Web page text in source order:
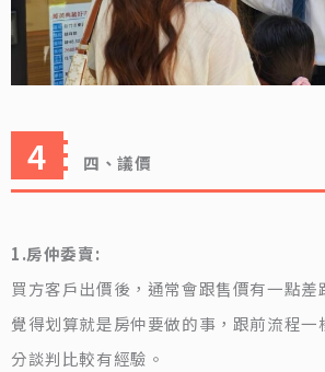
四、議價
1.房仲委賣:
買方客戶出價後，通常會跟售價有一點差
覺得划算就是房仲要做的事，跟前流程
分談判比較有經驗。